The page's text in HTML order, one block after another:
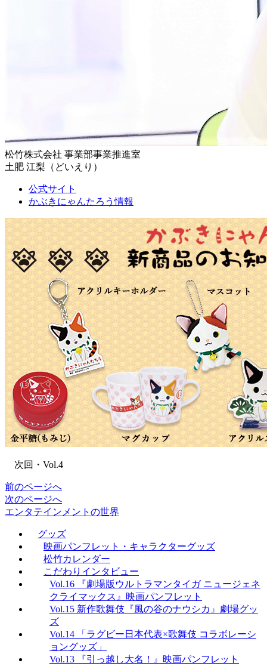
松竹株式会社 事業部事業推進室
土肥 江梨（どいえり）
公式サイト
かぶきにゃんたろう情報
次回・Vol.4
前のページへ
次のページへ
エンタテインメントの世界
グッズ
映画パンフレット・キャラクターグッズ
松竹カレンダー
こだわりインタビュー
Vol.16 『劇場版ウルトラマンタイガ ニュージェネ
クライマックス』映画パンフレット
Vol.15 新作歌舞伎『風の谷のナウシカ』劇場グッ
ズ
Vol.14 「ラグビー日本代表×歌舞伎 コラボレーシ
ョングッズ」
Vol.13 『引っ越し大名！』映画パンフレット